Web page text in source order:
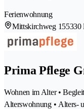
Ferienwohnung
Mittskirchweg 155330
Prima Pflege
Wohnen im Alter •
Alterswohnung • Alters-